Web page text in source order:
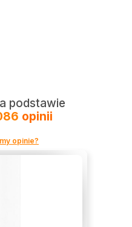
podstawie
opinii
opinie?